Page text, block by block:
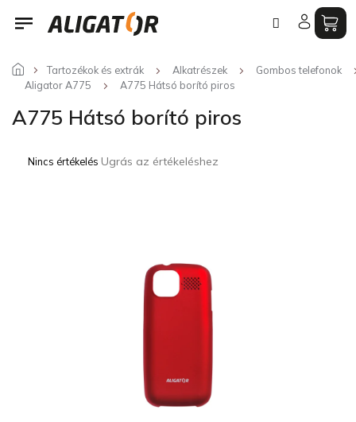
Ugrás
tartalomhoz
Tartozékok és extrák Alkatrészek
Gombos telefonok
Aligator A775
A775 Hátsó borító piros
A775 Hátsó borító piros
ANincs értékelés Ugrás az értékeléshez